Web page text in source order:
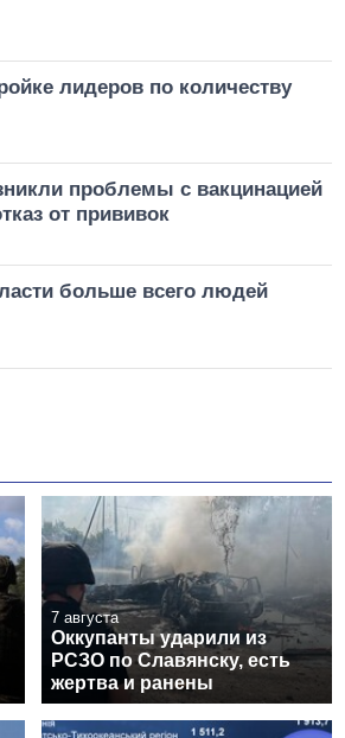
лидеров по количеству
проблемы с вакцинацией
от прививок
больше всего людей
7 августа
Оккупанты ударили из
РСЗО по Славянску, есть
жертва и ранены